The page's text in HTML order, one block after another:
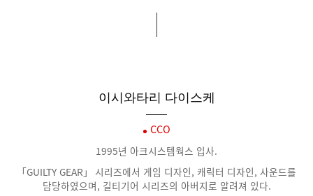
이시와타리 다이스케
CCO
1995년 아크시스템웍스 입사.
「GUILTY GEAR」 시리즈에서 게임 디자인, 캐릭터 디자인, 사운드를
담당하였으며, 길티기어 시리즈의 아버지로 알려져 있다.